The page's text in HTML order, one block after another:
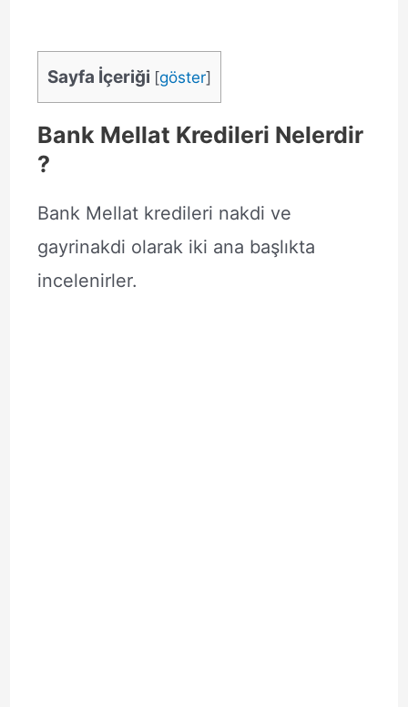
Sayfa İçeriği [göster]
Bank Mellat Kredileri Nelerdir
?
Bank Mellat kredileri nakdi ve
gayrinakdi olarak iki ana başlıkta
incelenirler.